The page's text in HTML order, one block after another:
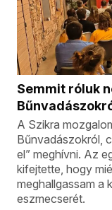
Semmit róluk
A Szikra
Bűnvadászokról,
el” meghívni. Az
kifejtette, hogy
meghallgassam a
eszmecserét.